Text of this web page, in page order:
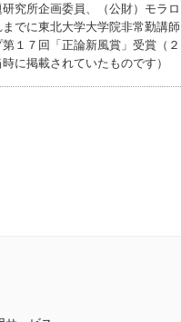
究所企画委員、（公財）モラ
でに東北大学大学院非常勤講
１７回「正論新風賞」受賞（
に掲載されていたものです）